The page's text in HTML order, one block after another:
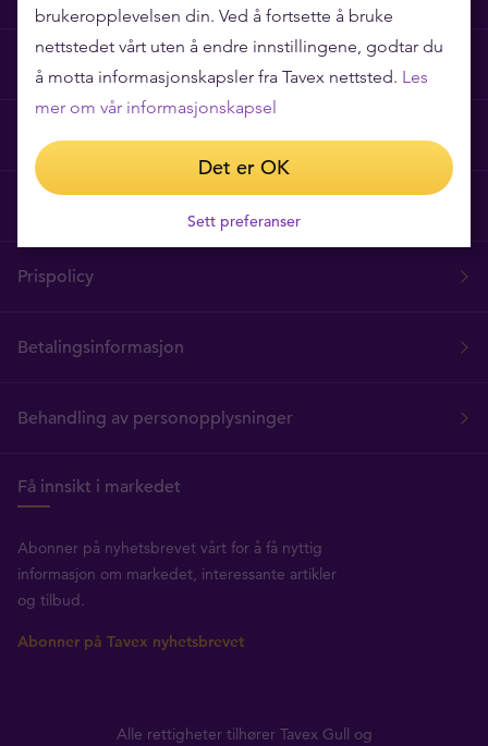
Ofte stilte spørsmål
Tavex Privacy and Cookies Policy
Prispolicy
Betalingsinformasjon
Behandling av personopplysninger
Få innsikt i markedet
Abonner på nyhetsbrevet vårt for å få nyttig
informasjon om markedet, interessante artikler
og tilbud.
Abonner på Tavex nyhetsbrevet
Alle rettigheter tilhører Tavex Gull og
brukeropplevelsen din. Ved å fortsette å bruke
nettstedet vårt uten å endre innstillingene, godtar du
å motta informasjonskapsler fra Tavex nettsted. Les
mer om vår informasjonskapsel
Det er OK
Sett preferanser